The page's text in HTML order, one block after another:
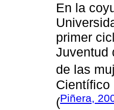
En la
primer
Juventud
de las
Científico
(Piñera,